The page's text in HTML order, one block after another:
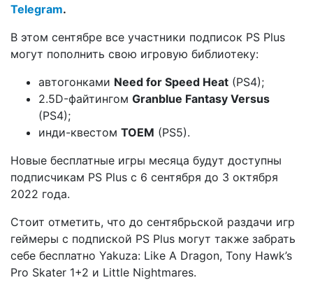
Telegram.
В этом сентябре все участники подписок PS Plus
могут пополнить свою игровую библиотеку:
автогонками Need for Speed ​​Heat (PS4);
2.5D-файтингом Granblue Fantasy Versus
(PS4);
инди-квестом TOEM (PS5).
Новые бесплатные игры месяца будут доступны
подписчикам PS Plus с 6 сентября до 3 октября
2022 года.
Стоит отметить, что до сентябрьской раздачи игр
геймеры с подпиской PS Plus могут также забрать
себе бесплатно Yakuza: Like A Dragon, Tony Hawk’s
Pro Skater 1+2 и Little Nightmares.